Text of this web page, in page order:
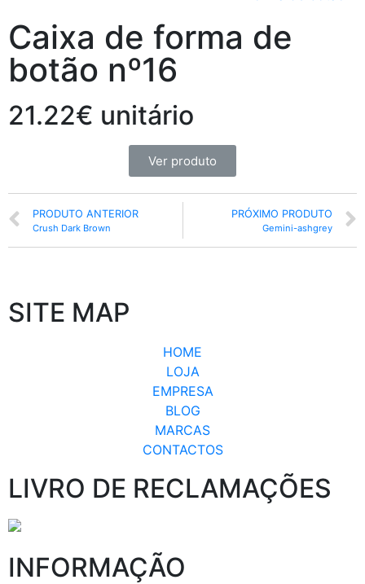
Caixa de forma de
botão nº16
21.22€ unitário
Ver produto
PRODUTO ANTERIOR
Crush Dark Brown
PRÓXIMO PRODUTO
Gemini-ashgrey
SITE MAP
HOME
LOJA
EMPRESA
BLOG
MARCAS
CONTACTOS
LIVRO DE RECLAMAÇÕES
INFORMAÇÃO